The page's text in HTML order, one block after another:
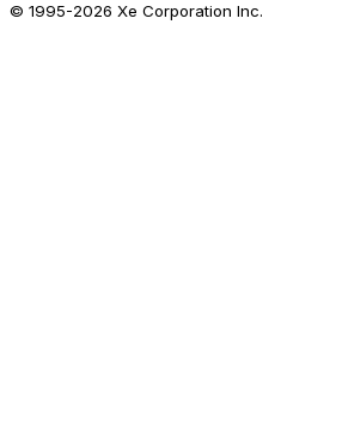
© 1995-2026 Xe Corporation Inc.